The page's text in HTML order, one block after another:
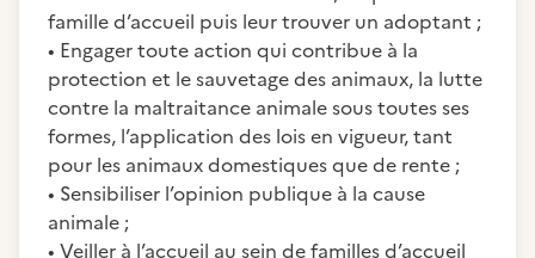
famille d’accueil puis leur trouver un adoptant ;
• Engager toute action qui contribue à la
protection et le sauvetage des animaux, la lutte
contre la maltraitance animale sous toutes ses
formes, l’application des lois en vigueur, tant
pour les animaux domestiques que de rente ;
• Sensibiliser l’opinion publique à la cause
animale ;
• Veiller à l’accueil au sein de familles d’accueil